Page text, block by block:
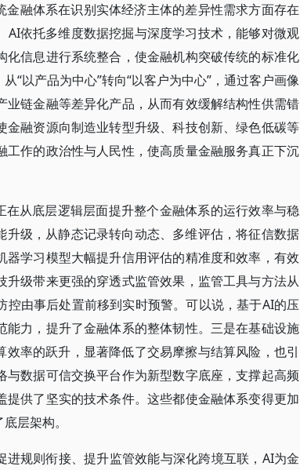
金融体系在识别实体经济主体的差异性需求方面存在
依托多维度数据挖掘与深度学习技术，能够对微观
信息进行系统整合，使金融机构突破传统的标准化
“以产品为中心”转向“以客户为中心”，通过客户画像
链金融等差异化产品，从而有效缓解结构性供需错
融资源向制造业转型升级、科技创新、绿色低碳等
作的政治性与人民性，使高质量金融服务真正下沉
在从底层逻辑层面提升整个金融体系的运行效率与稳
级，从静态记录转向动态、多维评估，将征信数据
学习模型大幅提升信用评估的精准度和效率，有效
级带来更强的穿透式监管效果，监管工具与方法从
由事后处置前移到实时预警。可以说，基于AI的压
力，提升了金融体系的整体韧性。三是在基础设施
率的跃升，显著降低了交易摩擦与结算风险，也引
数据可信交换平台作为新型数字底座，支撑起高频
供了坚实的技术条件。这些都使金融体系变得更加
层架构。
进规则衔接、提升监管效能与深化跨境互联，AI为金